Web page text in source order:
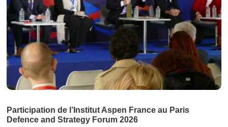
Participation de l’Institut Aspen France au Paris
Defence and Strategy Forum 2026